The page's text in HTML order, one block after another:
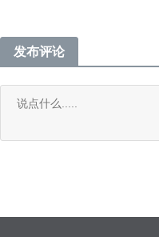
发布评论